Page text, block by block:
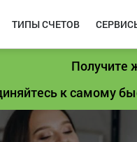
ТИПЫ СЧЕТОВ
Получите
к самому